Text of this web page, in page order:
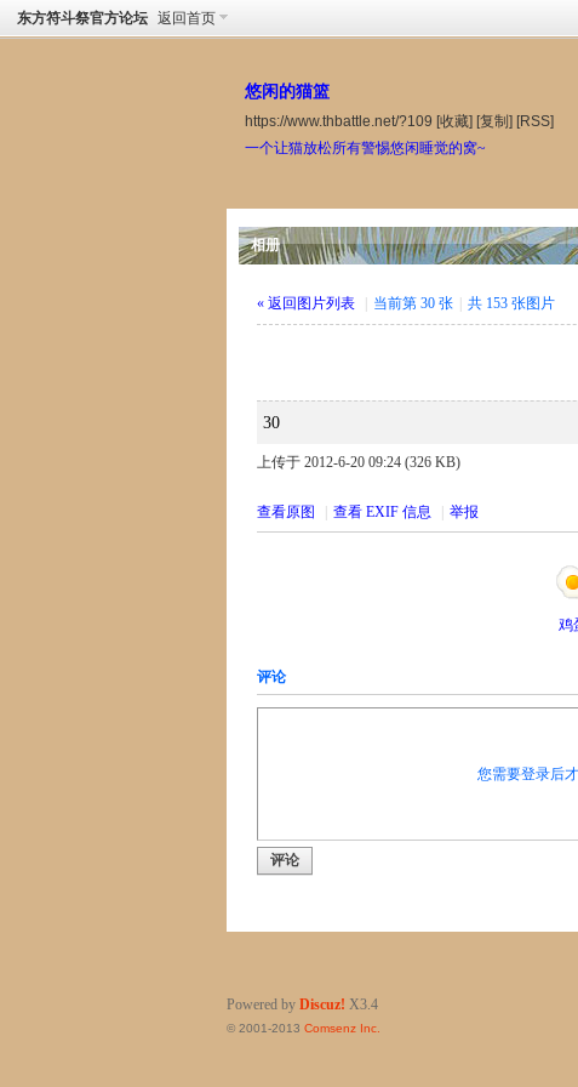
东方符斗祭官方论坛 返回首页
悠闲的猫篮
https://www.thbattle.net/?109 [收藏] [复制] [RSS]
一个让猫放松所有警惕悠闲睡觉的窝~
相册
« 返回图片列表 当前第 30 张 共 153 张图片
30
上传于 2012-6-20 09:24 (326 KB)
查看原图 查看 EXIF 信息 举报
鸡
评论
您需要登录后
评论
Powered by Discuz! X3.4
© 2001-2013 Comsenz Inc.